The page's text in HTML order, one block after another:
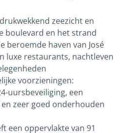
zeezicht en
boulevard en het strand
beroemde haven van José
luxe restaurants, nachtleven
voorzieningen:
uursbeveiliging, een
zeer goed onderhouden
een oppervlakte van 91